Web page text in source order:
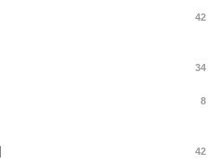
42
34
8
42